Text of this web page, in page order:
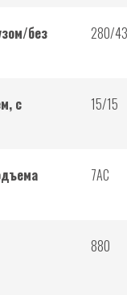
без
280/
с
15/15
7AC
880